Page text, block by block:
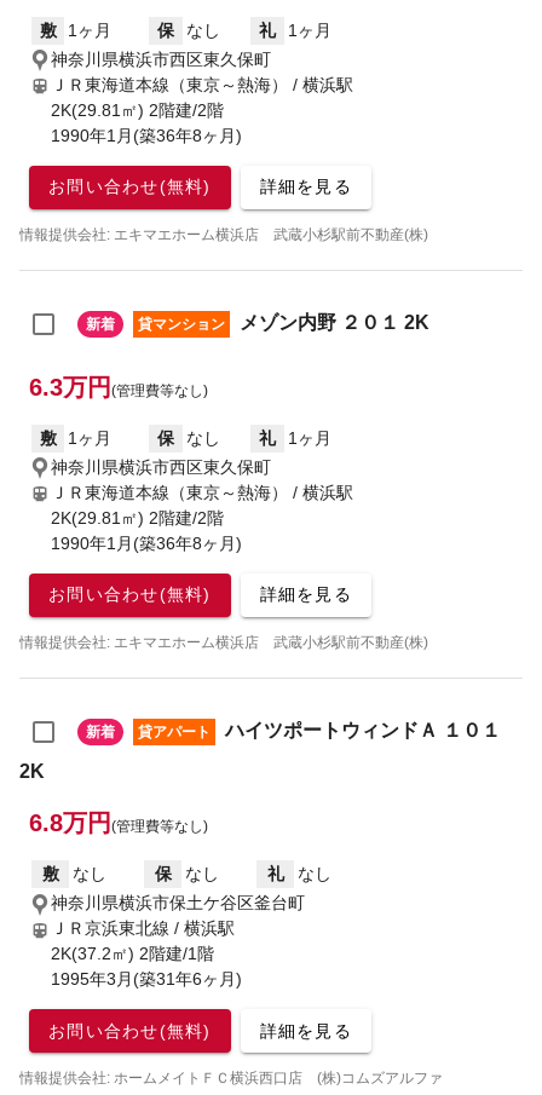
敷 1ヶ月 保 なし 礼
1ヶ月
神奈川県横浜市西区東久保町
ＪＲ東海道本線（東京～熱海） / 横浜駅
2K(29.81㎡) 2階建/2階
1990年1月(築36年8ヶ月)
お問い合わせ(無料) 詳細を見る
情報提供会社: エキマエホーム横浜店 武蔵小杉駅前不動産(株)
新着 貸マンション メゾン内野 ２０１ 2K
6.3万円 (管理費等なし)
敷 1ヶ月 保 なし 礼
1ヶ月
神奈川県横浜市西区東久保町
ＪＲ東海道本線（東京～熱海） / 横浜駅
2K(29.81㎡) 2階建/2階
1990年1月(築36年8ヶ月)
お問い合わせ(無料) 詳細を見る
情報提供会社: エキマエホーム横浜店 武蔵小杉駅前不動産(株)
新着 貸アパート
ハイツポートウィンドＡ １０１
2K
6.8万円 (管理費等なし)
敷 なし 保 なし 礼
なし
神奈川県横浜市保土ケ谷区釜台町
ＪＲ京浜東北線 / 横浜駅
2K(37.2㎡) 2階建/1階
1995年3月(築31年6ヶ月)
お問い合わせ(無料) 詳細を見る
情報提供会社: ホームメイトＦＣ横浜西口店 (株)コムズアルファ